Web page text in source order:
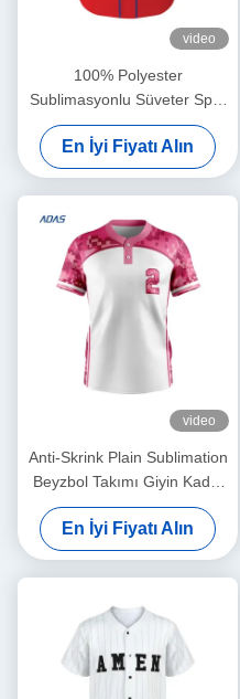
video
100% Polyester
Sublimasyonlu Süveter Spor
Beyzbol Takımı Giyişleri
Üniforma
En İyi Fiyatı Alın
video
Anti-Skrink Plain Sublimation
Beyzbol Takımı Giyin Kadın
Maçları Transfer Baskı
En İyi Fiyatı Alın